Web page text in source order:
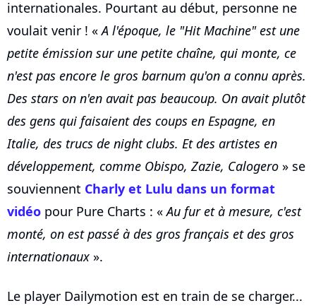
internationales. Pourtant au début, personne ne
voulait venir ! «A l'époque, le "Hit Machine" est une
petite émission sur une petite chaîne, qui monte, ce
n'est pas encore le gros barnum qu'on a connu après.
Des stars on n'en avait pas beaucoup. On avait plutôt
des gens qui faisaient des coups en Espagne, en
Italie, des trucs de night clubs. Et des artistes en
développement, comme Obispo, Zazie, Calogero » se
souviennent Charly et Lulu dans un format
vidéo pour Pure Charts : «Au fur et à mesure, c'est
monté, on est passé à des gros français et des gros
internationaux ».
Le player Dailymotion est en train de se charger...